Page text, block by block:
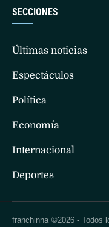
SECCIONES
Últimas noticias
Espectáculos
Política
Economía
Internacional
Deportes
franchinna ©2026 - Todos